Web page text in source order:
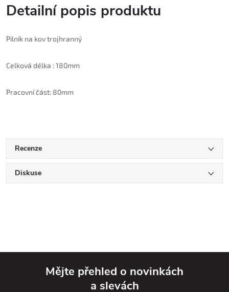
Detailní popis produktu
Pilník na kov trojhranný
Celková délka : 180mm
Pracovní část: 80mm
Recenze
Diskuse
Mějte přehled o novinkách
a slevách